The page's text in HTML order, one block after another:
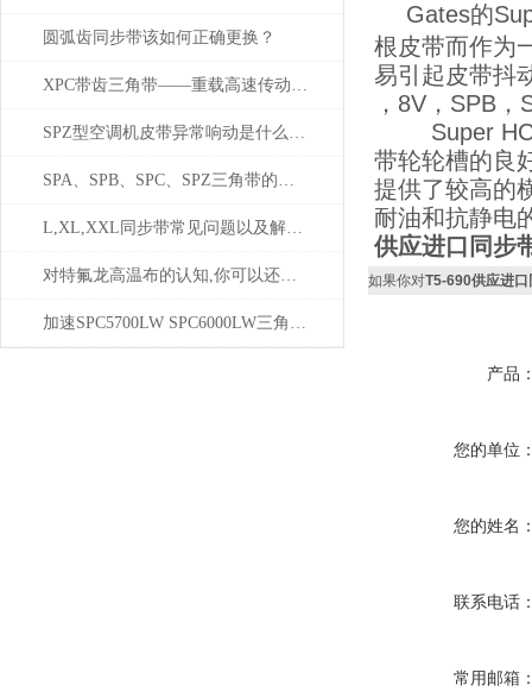
圆弧齿同步带该如何正确更换？
XPC带齿三角带——重载高速传动的工业巨擘
SPZ型空调机皮带异常响动是什么原因造成的？
SPA、SPB、SPC、SPZ三角带的正确使用方法
L,XL,XXL同步带常见问题以及解决方案
对特氟龙高温布的认知,你可以还不够透彻!
加速SPC5700LW SPC6000LW三角带老化的因素
Gates的
根皮带而作为
易引起皮带抖
，8V，SPB
Super HC
带轮轮槽的良
提供了较高的
耐油和抗静电
供应进口同步
如果你对T5-690供应进
产品
您的单位
您的姓名
联系电话
常用邮箱